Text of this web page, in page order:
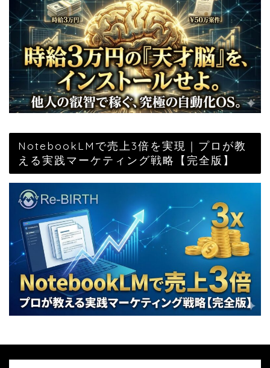
NotebookLMで売上3倍を実現｜プロが教
える実践マーケティング戦略【完全版】